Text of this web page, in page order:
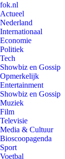
fok.nl
Actueel
Nederland
Internationaal
Economie
Politiek
Tech
Showbiz en Gossip
Opmerkelijk
Entertainment
Showbiz en Gossip
Muziek
Film
Televisie
Media & Cultuur
Bioscoopagenda
Sport
Voetbal